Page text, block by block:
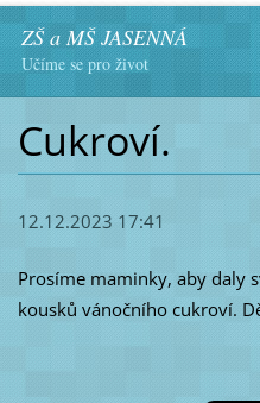
ZŠ a MŠ JASENNÁ
Učíme se pro život
Cukroví.
12.12.2023 17:41
Prosíme maminky, aby daly
kousků vánočního cukroví.